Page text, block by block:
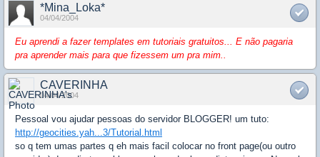
*Mina_Loka*
04/04/2004
Eu aprendi a fazer templates em tutoriais gratuitos... E não pagaria
pra aprender mais para que fizessem um pra mim..
CAVERINHA
04/04/2004
Pessoal vou ajudar pessoas do servidor BLOGGER! um tuto:
http://geocities.yah...3/Tutorial.html
so q tem umas partes q eh mais facil colocar no front page(ou outro